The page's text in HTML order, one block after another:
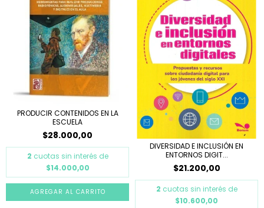
PRODUCIR CONTENIDOS EN LA
ESCUELA
$28.000,00
2 cuotas sin interés de
$14.000,00
DIVERSIDAD E INCLUSIÓN EN
ENTORNOS DIGIT...
$21.200,00
2 cuotas sin interés de
$10.600,00